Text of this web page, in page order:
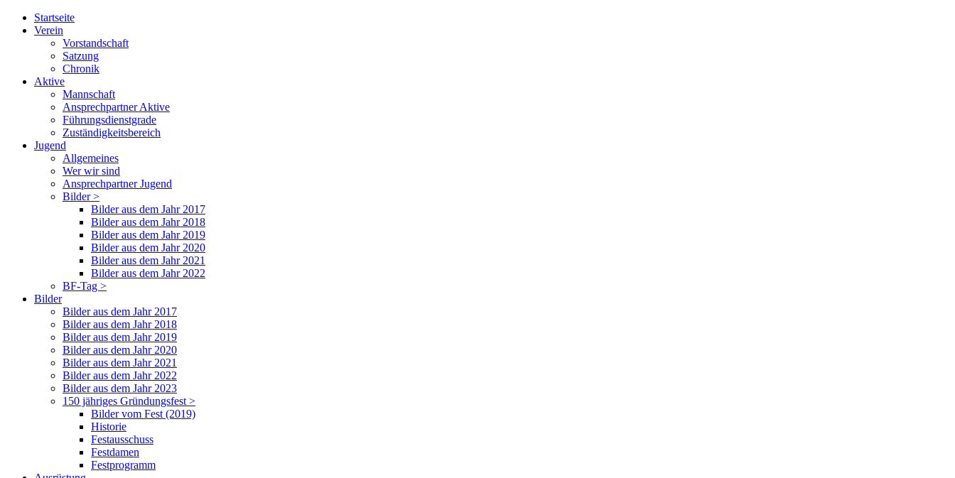
Startseite
Verein
Vorstandschaft
Satzung
Chronik
Aktive
Mannschaft
Ansprechpartner Aktive
Führungsdienstgrade
Zuständigkeitsbereich
Jugend
Allgemeines
Wer wir sind
Ansprechpartner Jugend
Bilder >
Bilder aus dem Jahr 2017
Bilder aus dem Jahr 2018
Bilder aus dem Jahr 2019
Bilder aus dem Jahr 2020
Bilder aus dem Jahr 2021
Bilder aus dem Jahr 2022
BF-Tag >
Bilder
Bilder aus dem Jahr 2017
Bilder aus dem Jahr 2018
Bilder aus dem Jahr 2019
Bilder aus dem Jahr 2020
Bilder aus dem Jahr 2021
Bilder aus dem Jahr 2022
Bilder aus dem Jahr 2023
150 jähriges Gründungsfest >
Bilder vom Fest (2019)
Historie
Festausschuss
Festdamen
Festprogramm